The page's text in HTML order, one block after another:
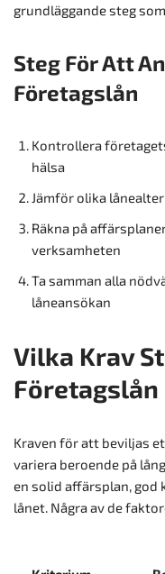
grundläggande steg
Steg För Att
Företagslån
Kontrollera
hälsa
Jämför olika
Räkna på
verksamheten
Ta samman alla
låneansökan
Vilka Krav
Företagslån
Kraven för att beviljas
variera beroende på
en solid affärsplan,
lånet. Några av de